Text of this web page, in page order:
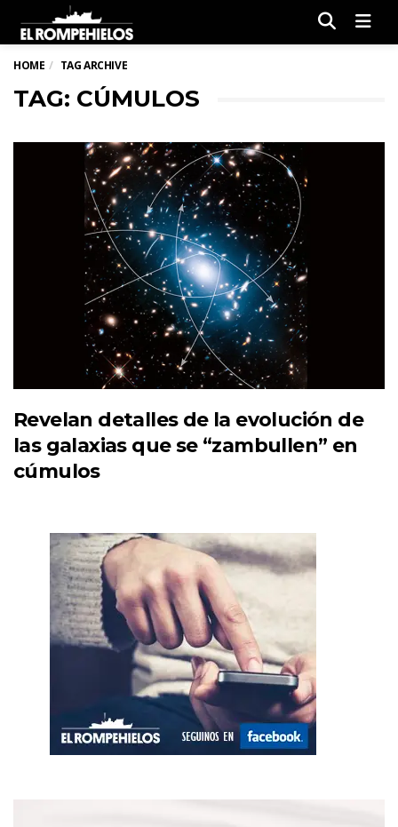
HOME TAG ARCHIVE
TAG: CÚMULOS
Revelan detalles de la evolución de
las galaxias que se “zambullen” en
cúmulos